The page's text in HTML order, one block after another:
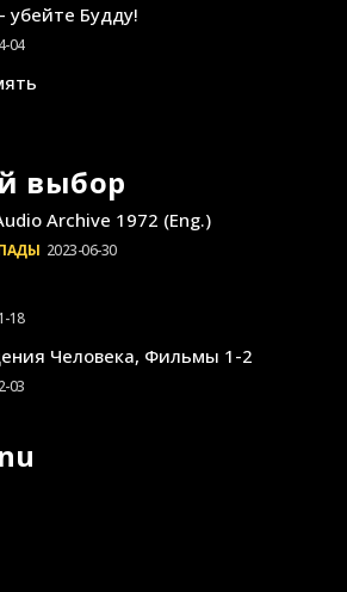
убейте Будду!
04
выбор
Archive 1972 (Eng.)
2023-06-30
18
Человека, Фильмы 1-2
03